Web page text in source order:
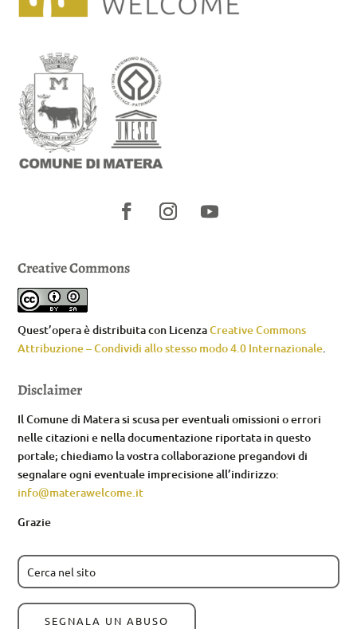
Creative Commons
Quest’opera è distribuita con LicenzaCreative Commons
Attribuzione – Condividi allo stesso modo 4.0 Internazionale.
Disclaimer
Il Comune di Matera si scusa per eventuali omissioni o errori
nelle citazioni e nella documentazione riportata in questo
portale; chiediamo la vostra collaborazione pregandovi di
segnalare ogni eventuale imprecisione all’indirizzo:
info@materawelcome.it
Grazie
SEGNALA UN ABUSO